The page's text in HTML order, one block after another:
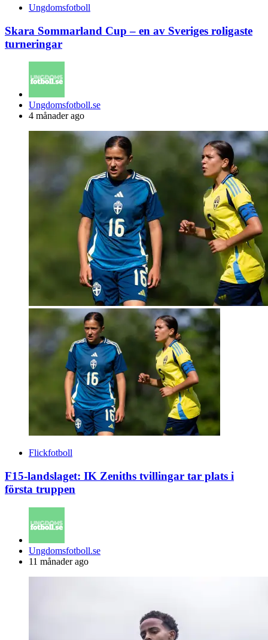
Ungdomsfotboll
Skara Sommarland Cup – en av Sveriges roligaste
turneringar
Posted
by
Ungdomsfotboll.se
4 månader ago
Flickfotboll
F15-landslaget: IK Zeniths tvillingar tar plats i
första truppen
Posted
by
Ungdomsfotboll.se
11 månader ago